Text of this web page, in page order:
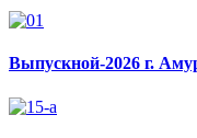
Выпускной-2026 г.